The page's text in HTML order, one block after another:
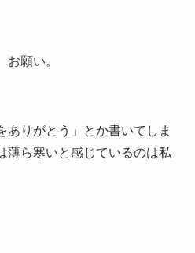
願い。
ありがとう」とか書いてしま
薄ら寒いと感じているのは私